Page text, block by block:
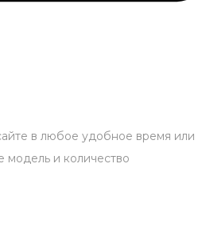
в любое удобное время или
модель и количество